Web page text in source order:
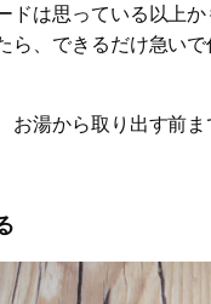
ドは思っている以上
ら、できるだけ急い
お湯から取り出す前